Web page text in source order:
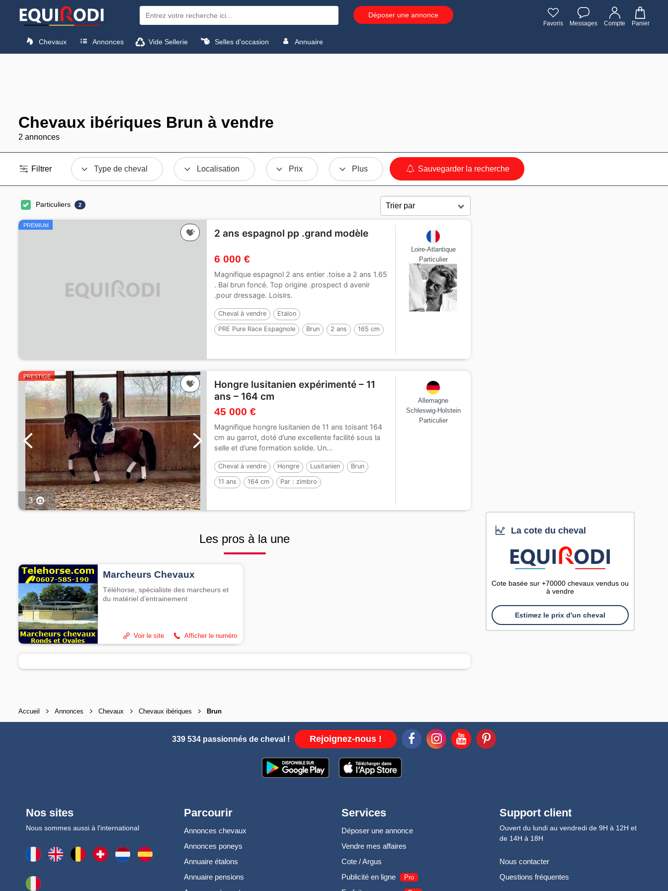
Déposer une annonce
Favoris Messages Compte Panier
Chevaux Annonces Vide Sellerie Selles d'occasion Annuaire
Chevaux ibériques Brun à vendre
2 annonces
Filtrer Type de cheval Localisation Prix Plus Sauvegarder la recherche
Particuliers 2
PREMIUM
2 ans espagnol pp .grand modèle
6 000 €
Magnifique espagnol 2 ans entier .toise a 2 ans 1.65
. Bai brun foncé. Top origine .prospect d avenir
.pour dressage. Loisirs.
Cheval à vendre Etalon
PRE Pure Race Espagnole Brun 2 ans 165 cm
Loire-Atlantique
Particulier
PRESTIGE
3
Hongre lusitanien expérimenté – 11
ans – 164 cm
45 000 €
Magnifique hongre lusitanien de 11 ans toisant 164
cm au garrot, doté d’une excellente facilité sous la
selle et d’une formation solide. Un...
Cheval à vendre Hongre Lusitanien Brun
11 ans 164 cm Par :zimbro
Allemagne
Schleswig-Holstein
Particulier
Les pros à la une
Marcheurs Chevaux
Téléhorse, spécialiste des marcheurs et
du matériel d’entrainement
Afficher le numéro
Voir le site
Accueil Annonces Chevaux Chevaux ibériques Brun
La cote du cheval
Cote basée sur +70000 chevaux vendus ou
à vendre
Estimez le prix d'un cheval
339 534 passionnés de cheval ! Rejoignez-nous !
Nos sites
Nous sommes aussi à l'international
Parcourir
Annonces chevaux
Annonces poneys
Annuaire étalons
Annuaire pensions
Services
Déposer une annonce
Vendre mes affaires
Cote / Argus
Publicité en ligne
Pro
Support client
Ouvert du lundi au vendredi de 9H à 12H et
de 14H à 18H
Nous contacter
Questions fréquentes